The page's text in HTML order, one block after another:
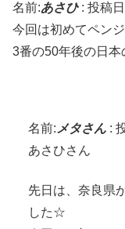
名前:あさひ: 投稿
今回は初めてペン
3番の50年後の日本
名前: メタさん :
あさひさん
先日は、奈良県
した☆